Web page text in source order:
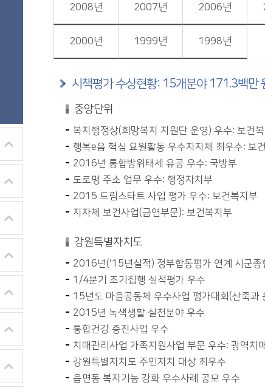
2008년 2007년 2006년
2000년 1999년 1998년
시책평가 수상현황: 15개분야 171.3백만
중앙단위
복지행정상(희망복지 지원단 운영) 우수: 보건
행복e음 핵심 요원활동 우수지자체 최우수: 보
2016년 통합방위태세 유공 우수: 국방부
도로명 주소 업무 우수: 행정자치부
2015 드림스타트 사업 평가 우수: 보건복지부
지자체 보건사업(금연부문): 보건복지부
강원특별자치도
2016년(‘15년실적) 정부합동평가 연계 시군종
1/4분기 조기집행 실적평가 우수
15년도 마을공동체 우수사업 평가대회(산죽과
2015년 녹색생활 실천분야 우수
통합건강 증진사업 우수
치매관리사업 가족지원사업 부문 우수: 광역치
강원특별자치도 주민자치 대상 최우수
읍면동 복지기능 강화 우수사례 공모 우수